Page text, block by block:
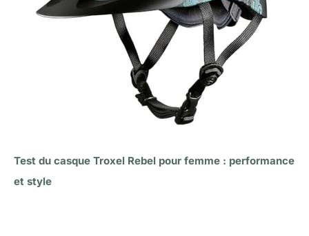
Test du casque Troxel Rebel pour femme : performance
et style